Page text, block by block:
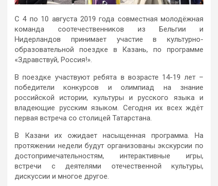
С 4 по 10 августа 2019 года совместная молодёжная
команда соотечественников из Бельгии и
Нидерландов принимает участие в культурно-
образовательной поездке в Казань, по программе
«Здравствуй, Россия!».
В поездке участвуют ребята в возрасте 14-19 лет –
победители конкурсов и олимпиад на знание
российской истории, культуры и русского языка и
владеющие русским языком. Сегодня их всех ждёт
первая встреча со столицей Татарстана.
В Казани их ожидает насыщенная программа. На
протяжении недели будут организованы экскурсии по
достопримечательностям, интерактивные игры,
встречи с деятелями отечественной культуры,
дискуссии и многое другое.